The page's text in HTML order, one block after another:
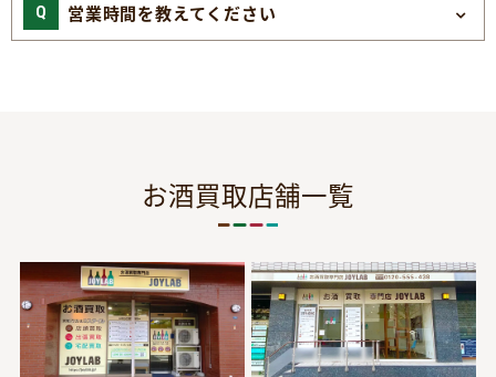
営業時間を教えてください
お酒買取店舗一覧